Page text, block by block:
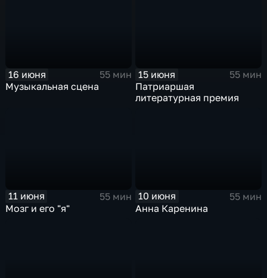
16 июня
55 мин
Музыкальная сцена
15 июня
55 мин
Патриаршая
литературная премия
11 июня
55 мин
Мозг и его "я"
10 июня
55 мин
Анна Каренина